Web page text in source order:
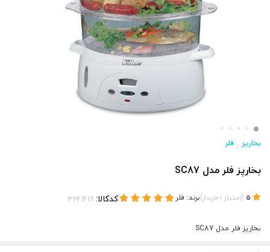
بخارپز / فلر
بخارپز فلر مدل SC87
(امتیاز 1خریدار)برند: فلر کدکالا:
بخارپز فلر مدل SC87